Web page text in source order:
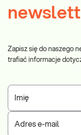
Zapisz się do naszego
trafiać informacje
Imię
Adres e-mail